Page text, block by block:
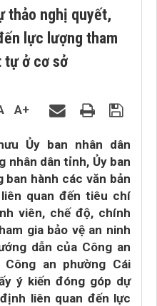
thảo nghị quyết,
lực lượng tham
tự ở cơ sở
A+
Ủy ban nhân dân
nhân dân tỉnh, Ủy ban
hành các văn bản
quan đến tiêu chí
viên, chế độ, chính
gia bảo vệ an ninh
dẫn của Công an
an phường Cái
ý kiến đóng góp dự
liên quan đến lực